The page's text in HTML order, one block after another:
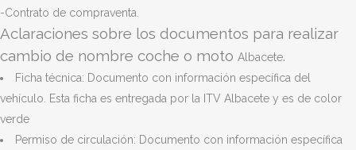
-Contrato de compraventa.
Aclaraciones sobre los documentos para realizar
cambio de nombre coche o moto Albacete.
Ficha técnica: Documento con información específica del
vehículo. Esta ficha es entregada por la ITV Albacete y es de color
verde
Permiso de circulación: Documento con información específica